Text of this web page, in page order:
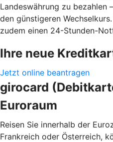
Landeswährung zu bezahlen
den günstigeren
zudem einen 24-Stunden-
Ihre neue
Jetzt online beantragen
girocard
Euroraum
Reisen Sie innerhalb der
Frankreich oder Österreich,